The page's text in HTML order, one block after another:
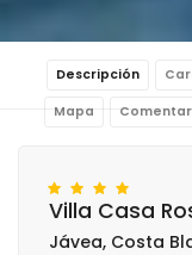
Descripción
Mapa
Villa Casa
Jávea, Costa